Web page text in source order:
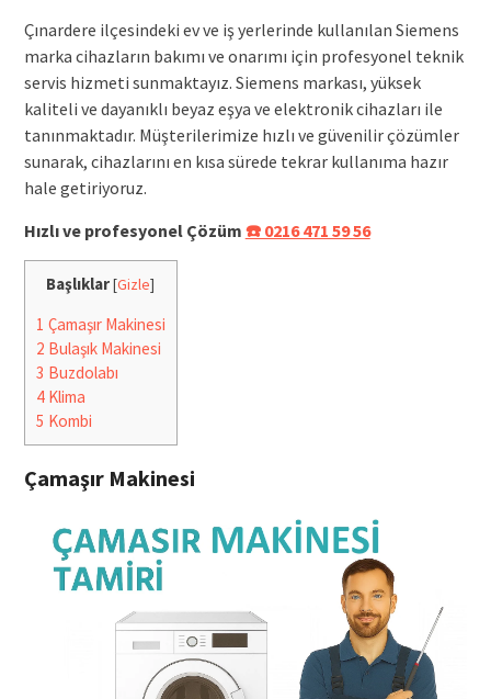
Çınardere ilçesindeki ev ve iş yerlerinde kullanılan Siemens
marka cihazların bakımı ve onarımı için profesyonel teknik
servis hizmeti sunmaktayız. Siemens markası, yüksek
kaliteli ve dayanıklı beyaz eşya ve elektronik cihazları ile
tanınmaktadır. Müşterilerimize hızlı ve güvenilir çözümler
sunarak, cihazlarını en kısa sürede tekrar kullanıma hazır
hale getiriyoruz.
Hızlı ve profesyonel Çözüm ☎️ 0216 471 59 56
Başlıklar[Gizle]
1 Çamaşır Makinesi
2 Bulaşık Makinesi
3 Buzdolabı
4Klima
5 Kombi
Çamaşır Makinesi